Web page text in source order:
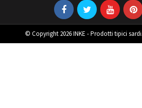
© Copyright 2026 INKE - Prodotti tipici